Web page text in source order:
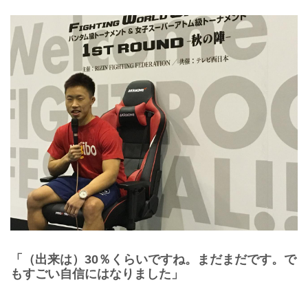
「（出来は）30％くらいですね。まだまだです。で
もすごい自信にはなりました」